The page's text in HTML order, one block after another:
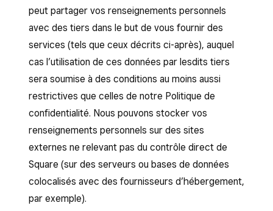
peut partager vos renseignements personnels
avec des tiers dans le but de vous fournir des
services (tels que ceux décrits ci-après), auquel
cas l’utilisation de ces données par lesdits tiers
sera soumise à des conditions au moins aussi
restrictives que celles de notre Politique de
confidentialité. Nous pouvons stocker vos
renseignements personnels sur des sites
externes ne relevant pas du contrôle direct de
Square (sur des serveurs ou bases de données
colocalisés avec des fournisseurs d’hébergement,
par exemple).